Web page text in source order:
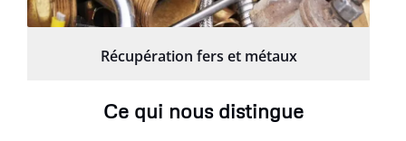
Récupération fers et métaux
Ce qui nous distingue